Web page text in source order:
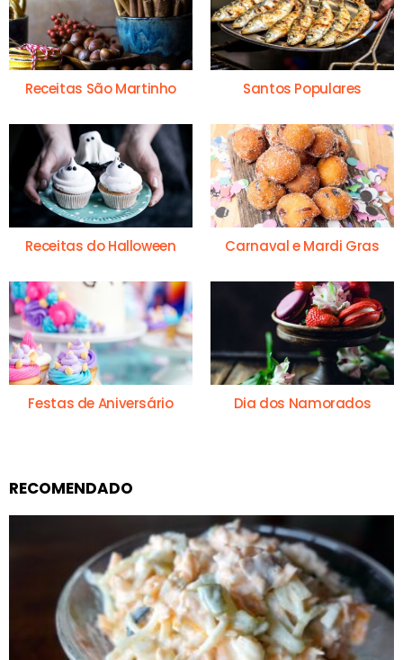
Receitas São Martinho Santos Populares
Receitas do Halloween Carnaval e Mardi Gras
Festas de Aniversário Dia dos Namorados
RECOMENDADO